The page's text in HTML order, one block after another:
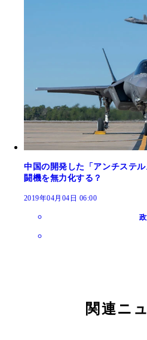
中国の開発した「アンチステ
闘機を無力化する？
2019年04月04日 06:00
関連ニ